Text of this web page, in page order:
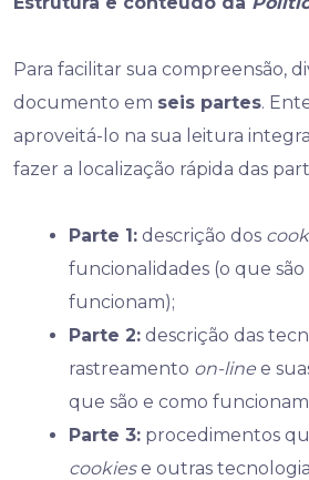
Para facilitar sua compreensão,
documento em seis partes.
aproveitá-lo na sua leitura
fazer a localização rápida das
Parte 1: descrição dos
funcionalidades (o que são
funcionam);
Parte 2: descrição das
rastreamento on-line e
que são e como
Parte 3: procedimentos
cookiese outras